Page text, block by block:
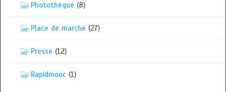
Photothèque (8)
Place de marché (27)
Presse (12)
Rapidmooc (1)